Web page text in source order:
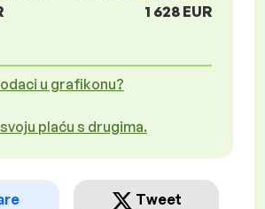
1 628 EUR
u grafikonu?
plaću s drugima.
Tweet